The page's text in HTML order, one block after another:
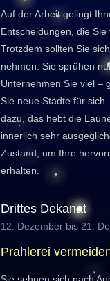
Auf der Arbeit gelingt
Entscheidungen, die
Trotzdem sollten Sie
nehmen. Sie sprühen
Unternehmen Sie viel –
Sie neue Städte für
dazu, das hebt die
innerlich sehr
Zustand, um Ihre
erhalten.
Drittes Dekanat
12. Dezember bis 21.
Prahlerei